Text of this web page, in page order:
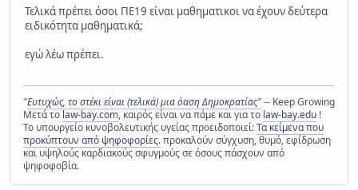
Τελικά πρέπει όσοι ΠΕ19 είναι μαθηματικοι να έχουν δεύτερα
ειδικότητα μαθηματικά;
εγώ λέω πρέπει.
"Ευτυχώς, το στέκι είναι (τελικά) μια όαση Δημοκρατίας"-- Keep Growing
Μετά το law-bay.com, καιρός είναι να πάμε και για το law-bay.edu !
Το υπουργείο κυνοβολευτικής υγείας προειδοποιεί:Τα κείμενα που
προκύπτουν από ψηφοφορίες.προκαλούν σύγχυση, θυμό, εφίδρωση
και υψηλούς καρδιακούς σφυγμούς σε όσους πάσχουν από
ψηφοφοβία.